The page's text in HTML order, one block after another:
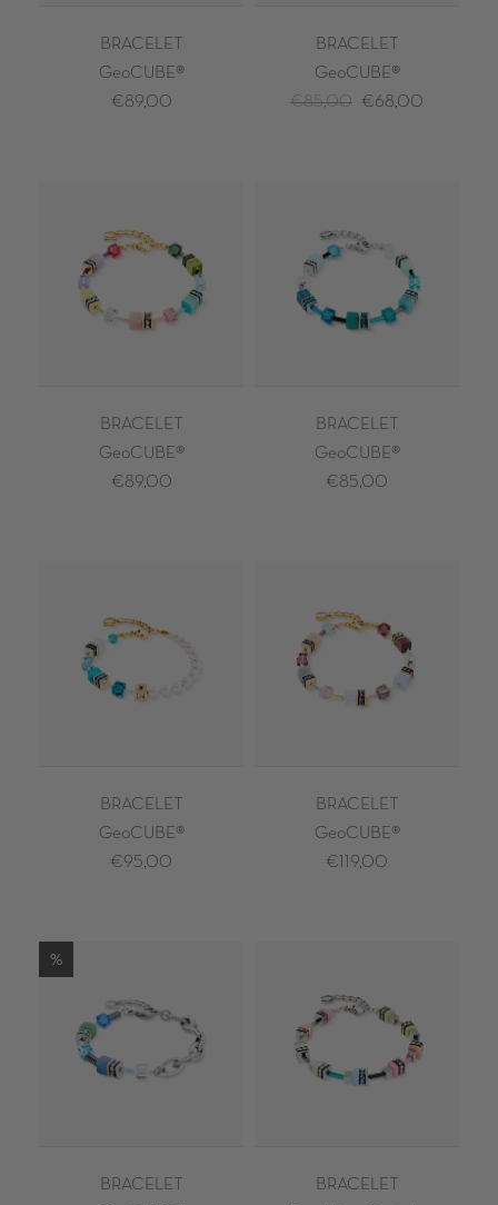
BRACELET
GeoCUBE®
€89,00
BRACELET
GeoCUBE®
€85,00
€68,00
BRACELET
GeoCUBE®
€89,00
BRACELET
GeoCUBE®
€85,00
BRACELET
GeoCUBE®
€95,00
BRACELET
GeoCUBE®
€119,00
%
BRACELET
BRACELET